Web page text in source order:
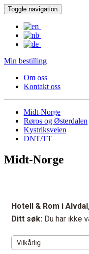
Toggle navigation
Min bestilling
Om oss
Kontakt oss
Midt-Norge
Røros og Østerdalen
Kystriksveien
DNT/TT
Midt-Norge
Hotell & Rom i
Ditt søk: Du har ikke